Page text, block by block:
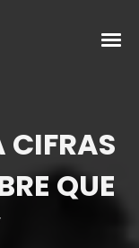
CIFRAS
QUE